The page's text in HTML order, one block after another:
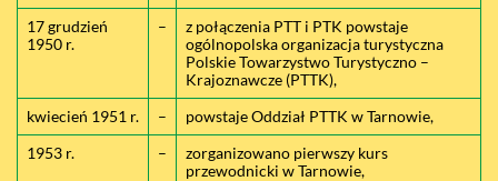
17 grudzień
1950 r.
–
z połączenia PTT i PTK powstaje
ogólnopolska organizacja turystyczna
Polskie Towarzystwo Turystyczno –
Krajoznawcze (PTTK),
kwiecień 1951 r.
–
powstaje Oddział PTTK w Tarnowie,
1953 r.
–
zorganizowano pierwszy kurs
przewodnicki w Tarnowie,